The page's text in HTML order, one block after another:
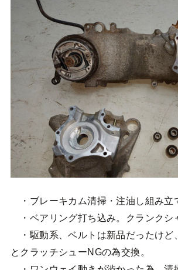
・ブレーキカム清掃・注油し組み立
・ベアリング打ち込み。クランクシ
・駆動系、ベルトは新品だったけど
とクラッチシューNGの為交換。